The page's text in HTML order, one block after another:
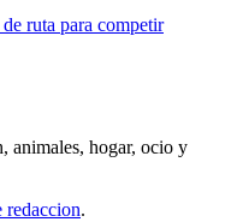
ruta para competir
animales, hogar, ocio y
redaccion.